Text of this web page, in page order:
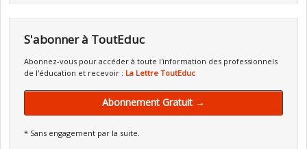
S'abonner à ToutEduc
Abonnez-vous pour accéder à toute l'information des professionnels
de l'éducation et recevoir : La Lettre ToutEduc
Abonnement Gratuit →
* Sans engagement par la suite.